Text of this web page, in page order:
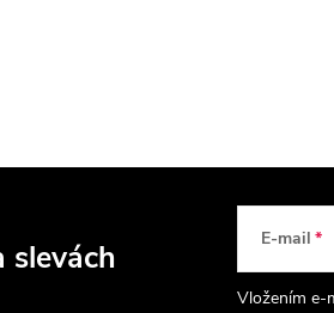
slevách E-mail
Vložením e-